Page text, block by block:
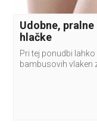
Udobne,
hlačke
Pri tej ponudbi
bambusovih vlaken